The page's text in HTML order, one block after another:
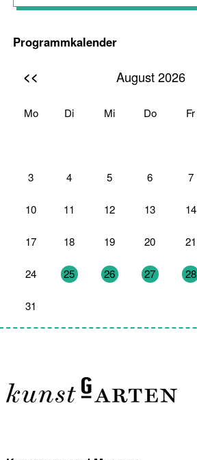
Programmkalender
<< August 2026
Mo Di Mi Do Fr
3 4 5 6 7
10 11 12 13 14
17 18 19 20 21
24 25 26 27 28
31